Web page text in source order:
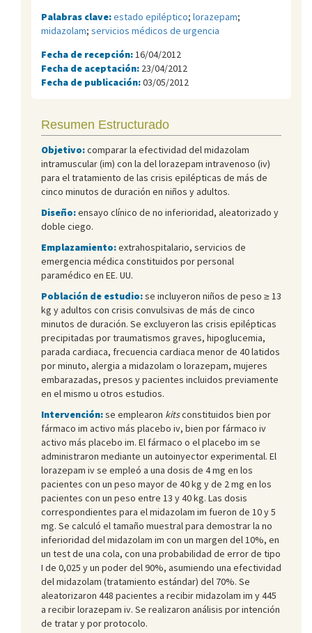
Palabras clave:estado epiléptico; lorazepam;
midazolam; servicios médicos de urgencia
Fecha de recepción: 16/04/2012
Fecha de aceptación: 23/04/2012
Fecha de publicación:03/05/2012
Resumen Estructurado
Objetivo:comparar la efectividad del midazolam
intramuscular (im) con la del lorazepam intravenoso (iv)
para el tratamiento de las crisis epilépticas de más de
cinco minutos de duración en niños y adultos.
Diseño:ensayo clínico de no inferioridad, aleatorizado y
doble ciego.
Emplazamiento:extrahospitalario, servicios de
emergencia médica constituidos por personal
paramédico en EE. UU.
Población de estudio:se incluyeron niños de peso ≥ 13
kg y adultos con crisis convulsivas de más de cinco
minutos de duración. Se excluyeron las crisis epilépticas
precipitadas por traumatismos graves, hipoglucemia,
parada cardiaca, frecuencia cardiaca menor de 40 latidos
por minuto, alergia a midazolam o lorazepam, mujeres
embarazadas, presos y pacientes incluidos previamente
en el mismo u otros estudios.
Intervención:se emplearon kitsconstituidos bien por
fármaco im activo más placebo iv, bien por fármaco iv
activo más placebo im. El fármaco o el placebo im se
administraron mediante un autoinyector experimental. El
lorazepam iv se empleó a una dosis de 4 mg en los
pacientes con un peso mayor de 40 kg y de 2 mg en los
pacientes con un peso entre 13 y 40 kg. Las dosis
correspondientes para el midazolam im fueron de 10 y 5
mg. Se calculó el tamaño muestral para demostrar la no
inferioridad del midazolam im con un margen del 10%, en
un test de una cola, con una probabilidad de error de tipo
I de 0,025 y un poder del 90%, asumiendo una efectividad
del midazolam (tratamiento estándar) del 70%. Se
aleatorizaron 448 pacientes a recibir midazolam im y 445
a recibir lorazepam iv. Se realizaron análisis por intención
de tratar y por protocolo.